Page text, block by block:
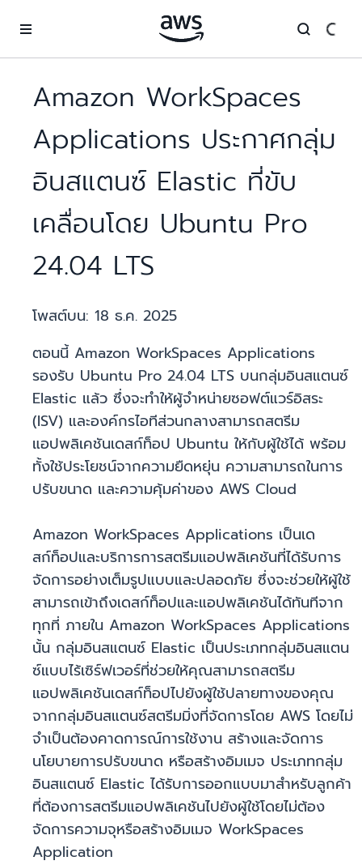
Amazon WorkSpaces
Applications ประกาศกลุ่ม
อินสแตนซ์ Elastic ที่ขับ
เคลื่อนโดย Ubuntu Pro
24.04 LTS
โพสต์บน: 18 ธ.ค. 2025
ตอนนี้ Amazon WorkSpaces Applications
รองรับ Ubuntu Pro 24.04 LTS บนกลุ่มอินสแตนซ์
Elastic แล้ว ซึ่งจะทำให้ผู้จำหน่ายซอฟต์แวร์อิสระ
(ISV) และองค์กรไอทีส่วนกลางสามารถสตรีม
แอปพลิเคชันเดสก์ท็อป Ubuntu ให้กับผู้ใช้ได้ พร้อม
ทั้งใช้ประโยชน์จากความยืดหยุ่น ความสามารถในการ
ปรับขนาด และความคุ้มค่าของ AWS Cloud
Amazon WorkSpaces Applications เป็นเด
สก์ท็อปและบริการการสตรีมแอปพลิเคชันที่ได้รับการ
จัดการอย่างเต็มรูปแบบและปลอดภัย ซึ่งจะช่วยให้ผู้ใช้
สามารถเข้าถึงเดสก์ท็อปและแอปพลิเคชันได้ทันทีจาก
ทุกที่ ภายใน Amazon WorkSpaces Applications
นั้น กลุ่มอินสแตนซ์ Elastic เป็นประเภทกลุ่มอินสแตน
ซ์แบบไร้เซิร์ฟเวอร์ที่ช่วยให้คุณสามารถสตรีม
แอปพลิเคชันเดสก์ท็อปไปยังผู้ใช้ปลายทางของคุณ
จากกลุ่มอินสแตนซ์สตรีมมิ่งที่จัดการโดย AWS โดยไม่
จำเป็นต้องคาดการณ์การใช้งาน สร้างและจัดการ
นโยบายการปรับขนาด หรือสร้างอิมเมจ ประเภทกลุ่ม
อินสแตนซ์ Elastic ได้รับการออกแบบมาสำหรับลูกค้า
ที่ต้องการสตรีมแอปพลิเคชันไปยังผู้ใช้โดยไม่ต้อง
จัดการความจุหรือสร้างอิมเมจ WorkSpaces
Application